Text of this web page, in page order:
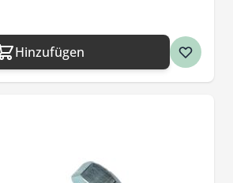
Hinzufügen